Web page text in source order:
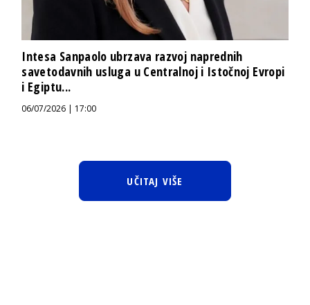
Intesa Sanpaolo ubrzava razvoj naprednih
savetodavnih usluga u Centralnoj i Istočnoj Evropi
i Egiptu...
06/07/2026 | 17:00
UČITAJ VIŠE